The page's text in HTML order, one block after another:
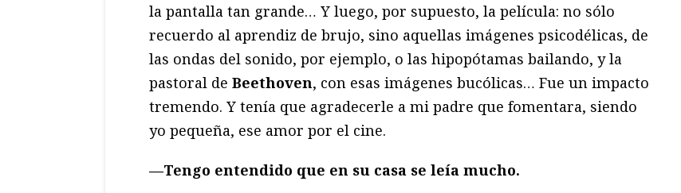
la pantalla tan grande… Y luego, por supuesto, la película: no sólo
recuerdo al aprendiz de brujo, sino aquellas imágenes psicodélicas, de
las ondas del sonido, por ejemplo, o las hipopótamas bailando, y la
pastoral de Beethoven, con esas imágenes bucólicas… Fue un impacto
tremendo. Y tenía que agradecerle a mi padre que fomentara, siendo
yo pequeña, ese amor por el cine.
—Tengo entendido que en su casa se leía mucho.